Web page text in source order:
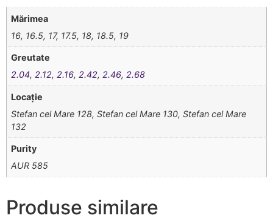
Mărimea
16, 16.5, 17, 17.5, 18, 18.5, 19
Greutate
2.04, 2.12, 2.16, 2.42, 2.46, 2.68
Locație
Stefan cel Mare 128, Stefan cel Mare 130, Stefan cel Mare
132
Purity
AUR 585
Produse similare